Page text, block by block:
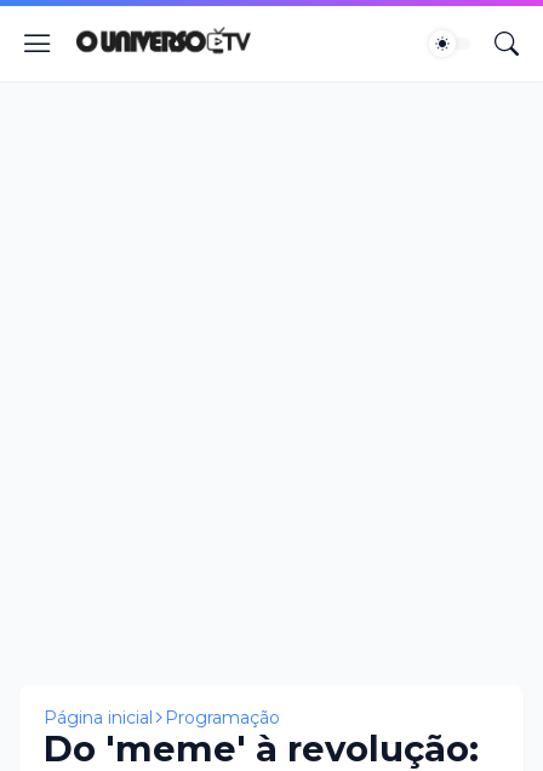
Página inicial Programação
Do 'meme' à revolução: